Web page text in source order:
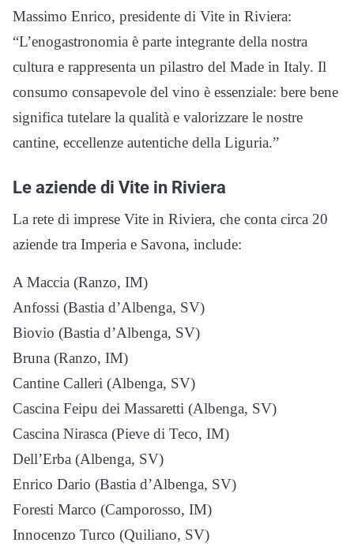
Massimo Enrico, presidente di Vite in Riviera:
“L’enogastronomia è parte integrante della nostra
cultura e rappresenta un pilastro del Made in Italy. Il
consumo consapevole del vino è essenziale: bere bene
significa tutelare la qualità e valorizzare le nostre
cantine, eccellenze autentiche della Liguria.”
Le aziende di Vite in Riviera
La rete di imprese Vite in Riviera, che conta circa 20
aziende tra Imperia e Savona, include:
A Maccia (Ranzo, IM)
Anfossi (Bastia d’Albenga, SV)
Biovio (Bastia d’Albenga, SV)
Bruna (Ranzo, IM)
Cantine Calleri (Albenga, SV)
Cascina Feipu dei Massaretti (Albenga, SV)
Cascina Nirasca (Pieve di Teco, IM)
Dell’Erba (Albenga, SV)
Enrico Dario (Bastia d’Albenga, SV)
Foresti Marco (Camporosso, IM)
Innocenzo Turco (Quiliano, SV)